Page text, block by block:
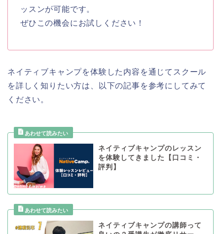
ッスンが可能です。
ぜひこの機会にお試しください！
ネイティブキャンプを体験した内容を通じてスクール
を詳しく知りたい方は、以下の記事を参考にしてみて
ください。
ネイティブキャンプのレッスン
を体験してきました【口コミ・
評判】
ネイティブキャンプの講師って